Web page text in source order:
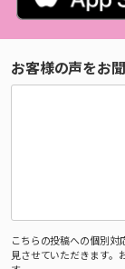
お客様の声をお
こちらの投稿への個別対
見させていただきます。